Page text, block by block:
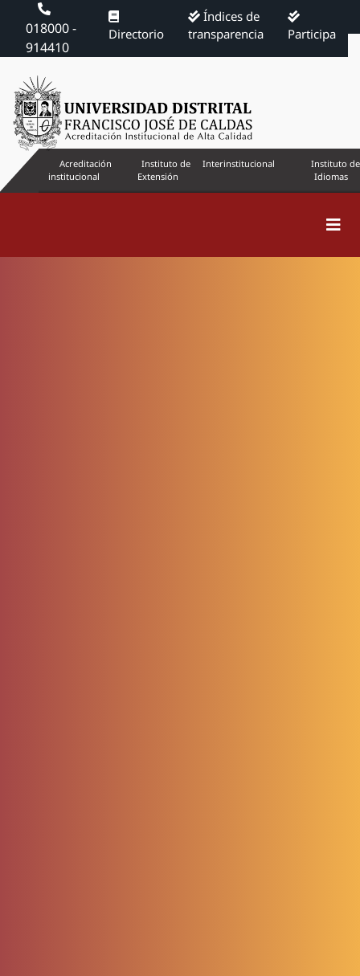
018000 -
914410
Directorio
Índices de
transparencia
Participa
Acreditación
institucional
Instituto de
Extensión
Interinstitucional
Instituto de
Idiomas